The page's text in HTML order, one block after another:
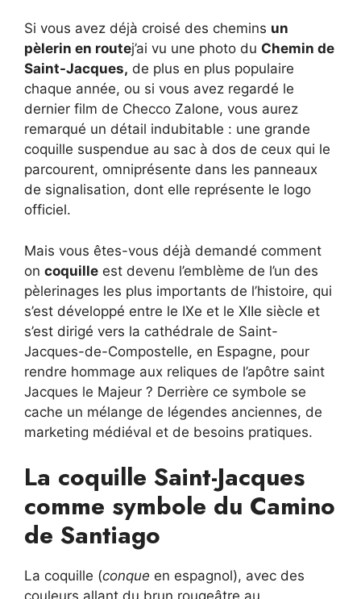
Si vous avez déjà croisé des chemins un
pèlerin en routej’ai vu une photo du Chemin de
Saint-Jacques, de plus en plus populaire
chaque année, ou si vous avez regardé le
dernier film de Checco Zalone, vous aurez
remarqué un détail indubitable : une grande
coquille suspendue au sac à dos de ceux qui le
parcourent, omniprésente dans les panneaux
de signalisation, dont elle représente le logo
officiel.
Mais vous êtes-vous déjà demandé comment
on coquille est devenu l’emblème de l’un des
pèlerinages les plus importants de l’histoire, qui
s’est développé entre le IXe et le XIIe siècle et
s’est dirigé vers la cathédrale de Saint-
Jacques-de-Compostelle, en Espagne, pour
rendre hommage aux reliques de l’apôtre saint
Jacques le Majeur ? Derrière ce symbole se
cache un mélange de légendes anciennes, de
marketing médiéval et de besoins pratiques.
La coquille Saint-Jacques
comme symbole du Camino
de Santiago
La coquille (conque en espagnol), avec des